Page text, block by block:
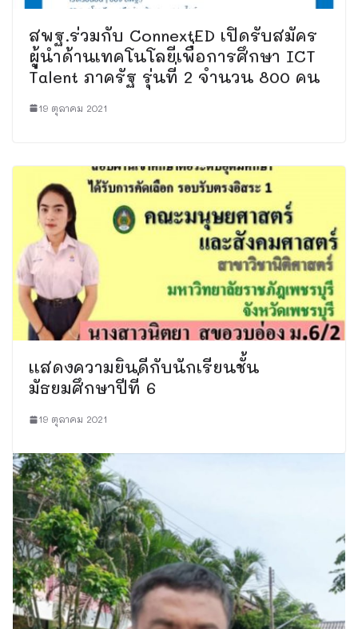
สพฐ.ร่วมกับ ConnextED เปิดรับสมัคร
ผู้นำด้านเทคโนโลยีเพื่อการศึกษา ICT
Talent ภาครัฐ รุ่นที่ 2 จำนวน 800 คน
19 ตุลาคม 2021
เเสดงความยินดีกับนักเรียนชั้น
มัธยมศึกษาปีที่ 6
19 ตุลาคม 2021